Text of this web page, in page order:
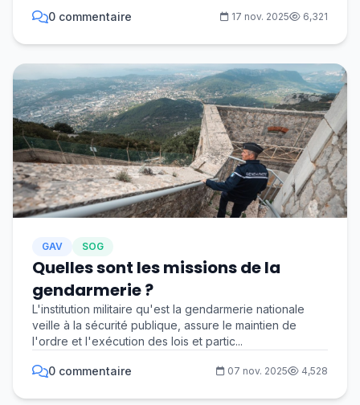
0 commentaire
17 nov. 2025 6,321
GAV SOG
Quelles sont les missions de la
gendarmerie ?
L'institution militaire qu'est la gendarmerie nationale
veille à la sécurité publique, assure le maintien de
l'ordre et l'exécution des lois et partic...
0 commentaire 07 nov. 2025 4,528